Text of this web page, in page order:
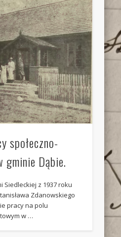
społeczno-
Dąbie.
Siedleckiej z 1937 roku
Zdanowskiego
pracy na polu
w …